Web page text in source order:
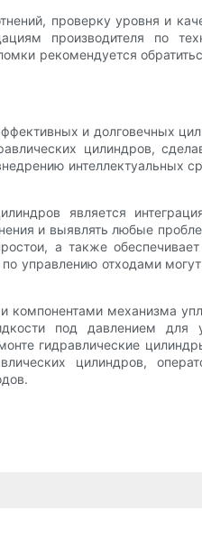
проверку уровня и
производителя по
рекомендуется
и долговечных
цилиндров,
интеллектуальных
является
и выявлять любые
а также
управлению отходами
механизма
под давлением
гидравлические
цилиндров,